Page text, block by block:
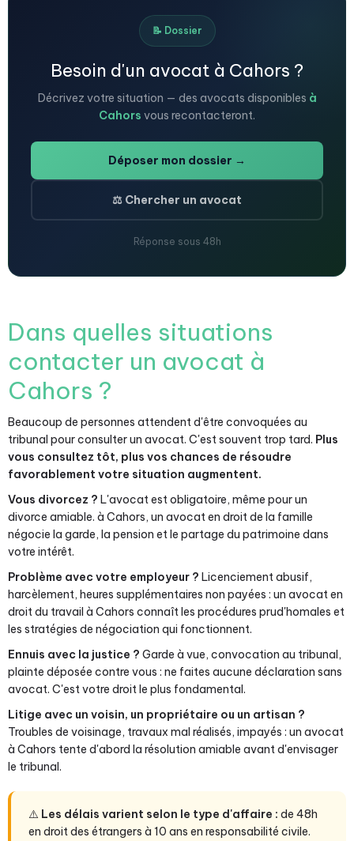
📝 Dossier
Besoin d'un avocat à Cahors ?
Décrivez votre situation — des avocats disponibles à
Cahors vous recontacteront.
Déposer mon dossier →
⚖️ Chercher un avocat
Réponse sous 48h
Dans quelles situations
contacter un avocat à
Cahors ?
Beaucoup de personnes attendent d'être convoquées au
tribunal pour consulter un avocat. C'est souvent trop tard. Plus
vous consultez tôt, plus vos chances de résoudre
favorablement votre situation augmentent.
Vous divorcez ? L'avocat est obligatoire, même pour un
divorce amiable. à Cahors, un avocat en droit de la famille
négocie la garde, la pension et le partage du patrimoine dans
votre intérêt.
Problème avec votre employeur ? Licenciement abusif,
harcèlement, heures supplémentaires non payées : un avocat en
droit du travail à Cahors connaît les procédures prud'homales et
les stratégies de négociation qui fonctionnent.
Ennuis avec la justice ? Garde à vue, convocation au tribunal,
plainte déposée contre vous : ne faites aucune déclaration sans
avocat. C'est votre droit le plus fondamental.
Litige avec un voisin, un propriétaire ou un artisan ?
Troubles de voisinage, travaux mal réalisés, impayés : un avocat
à Cahors tente d'abord la résolution amiable avant d'envisager
le tribunal.
⚠️ Les délais varient selon le type d'affaire : de 48h
en droit des étrangers à 10 ans en responsabilité civile.